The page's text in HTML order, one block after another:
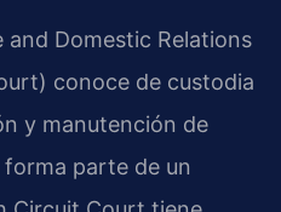
and Domestic Relations
conoce de custodia
y manutención de
parte de un